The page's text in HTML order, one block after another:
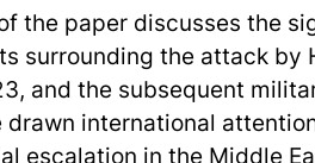
the paper discusses the
surrounding the attack by
and the subsequent
drawn international
escalation in the Middle